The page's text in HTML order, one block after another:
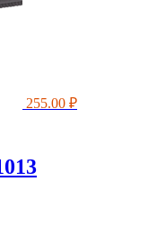
255.00 ₽